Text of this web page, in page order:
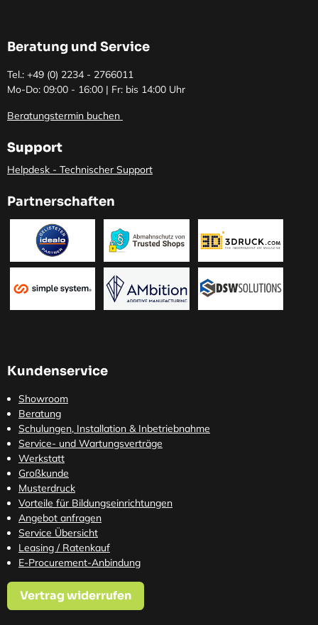
Beratung und Service
Tel.: +49 (0) 2234 - 2766011
Mo-Do: 09:00 - 16:00 | Fr: bis 14:00 Uhr
Beratungstermin buchen
Support
Helpdesk - Technischer Support
Partnerschaften
Kundenservice
Showroom
Beratung
Schulungen, Installation & Inbetriebnahme
Service- und Wartungsverträge
Werkstatt
Großkunde
Musterdruck
Vorteile für Bildungseinrichtungen
Angebot anfragen
Service Übersicht
Leasing / Ratenkauf
E-Procurement-Anbindung
Vertrag widerrufen